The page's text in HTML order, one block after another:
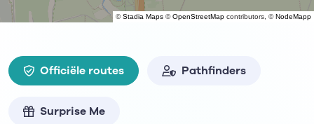
©Stadia Maps ©OpenStreetMap contributors, ©NodeMapp
Officiële routes Pathfinders
Surprise Me